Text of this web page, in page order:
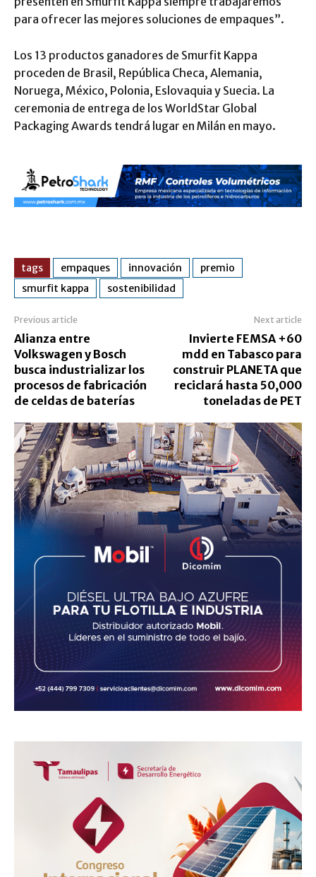
para ofrecer las mejores soluciones de empaques”.
Los 13 productos ganadores de Smurfit Kappa
proceden de Brasil, República Checa, Alemania,
Noruega, México, Polonia, Eslovaquia y Suecia. La
ceremonia de entrega de los WorldStar Global
Packaging Awards tendrá lugar en Milán en mayo.
tags empaques innovación
premio
smurfit kappa
sostenibilidad
Previous article
Alianza entre
Volkswagen y Bosch
busca industrializar los
procesos de fabricación
de celdas de baterías
Next article
Invierte FEMSA +60
mdd en Tabasco para
construir PLANETA que
reciclará hasta 50,000
toneladas de PET